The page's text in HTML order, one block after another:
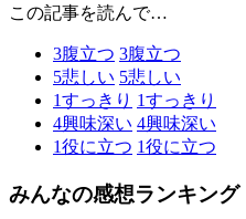
この記事を読んで…
3腹立つ 3腹立つ
5悲しい 5悲しい
1すっきり 1すっきり
4興味深い 4興味深い
1役に立つ 1役に立つ
みんなの感想ランキング